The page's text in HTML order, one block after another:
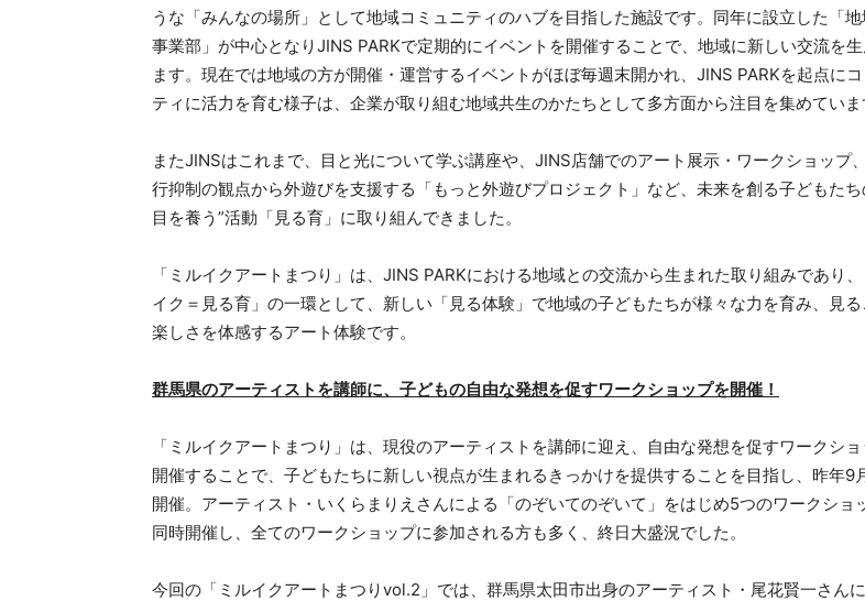
うな「みんなの場所」として地域コミュニティのハブを目指した施設です。同年に設立した「
事業部」が中心となりJINS PARKで定期的にイベントを開催することで、地域に新しい交流を
ます。現在では地域の方が開催・運営するイベントがほぼ毎週末開かれ、JINS PARKを起点に
ティに活力を育む様子は、企業が取り組む地域共生のかたちとして多方面から注目を集めていま
またJINSはこれまで、目と光について学ぶ講座や、JINS店舗でのアート展示・ワークショップ
行抑制の観点から外遊びを支援する「もっと外遊びプロジェクト」など、未来を創る子どもたち
目を養う”活動「見る育」に取り組んできました。
「ミルイクアートまつり」は、JINS PARKにおける地域との交流から生まれた取り組みであり
イク＝見る育」の一環として、新しい「見る体験」で地域の子どもたちが様々な力を育み、見
楽しさを体感するアート体験です。
群馬県のアーティストを講師に、子どもの自由な発想を促すワークショップを開催！
「ミルイクアートまつり」は、現役のアーティストを講師に迎え、自由な発想を促すワークシ
開催することで、子どもたちに新しい視点が生まれるきっかけを提供することを目指し、昨年9
開催。アーティスト・いくらまりえさんによる「のぞいてのぞいて」をはじめ5つのワークショ
同時開催し、全てのワークショップに参加される方も多く、終日大盛況でした。
今回の「ミルイクアートまつりvol.2」では、群馬県太田市出身のアーティスト・尾花賢一さん